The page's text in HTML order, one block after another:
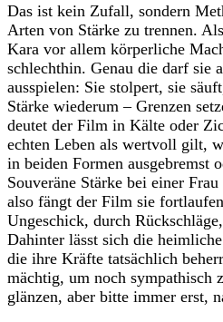
Das ist kein Zufall, sondern
Arten von Stärke zu trennen.
Kara vor allem körperliche
schlechthin. Genau die darf sie
ausspielen: Sie stolpert, sie
Stärke wiederum – Grenzen
deutet der Film in Kälte oder
echten Leben als wertvoll gilt,
in beiden Formen ausgebremst
Souveräne Stärke bei einer
also fängt der Film sie
Ungeschick, durch
Dahinter lässt sich die
die ihre Kräfte tatsächlich
mächtig, um noch sympathisch
glänzen, aber bitte immer erst,